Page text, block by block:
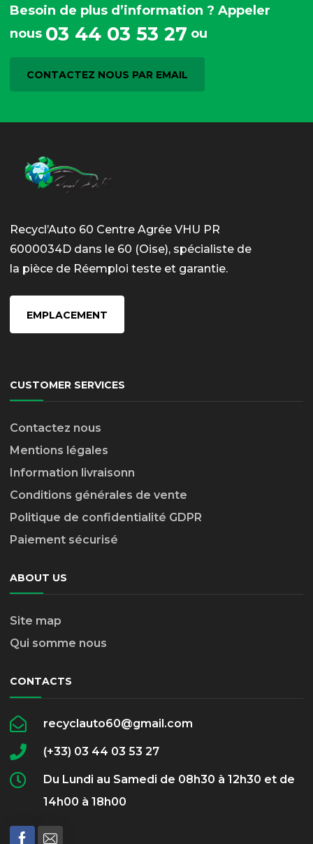
Besoin de plus d’information ? Appeler
nous 03 44 03 53 27 ou
CONTACTEZ NOUS PAR EMAIL
Recycl’Auto 60 Centre Agrée VHU PR
6000034D dans le 60 (Oise), spécialiste de
la pièce de Réemploi teste et garantie.
EMPLACEMENT
CUSTOMER SERVICES
Contactez nous
Mentions légales
Information livraisonn
Conditions générales de vente
Politique de confidentialité GDPR
Paiement sécurisé
ABOUT US
Site map
Qui somme nous
CONTACTS
recyclauto60@gmail.com
(+33) 03 44 03 53 27
Du Lundi au Samedi de 08h30 à 12h30 et de
14h00 à 18h00